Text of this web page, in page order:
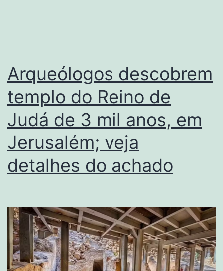
Arqueólogos descobrem
templo do Reino de
Judá de 3 mil anos, em
Jerusalém; veja
detalhes do achado